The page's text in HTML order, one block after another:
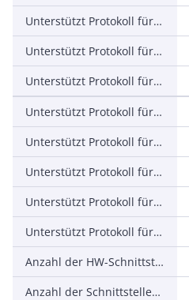
Unterstützt Protokoll für Foundation Fieldbus
Unterstützt Protokoll für EtherNet/IP
Unterstützt Protokoll für AS-Interface Safety at Work
Unterstützt Protokoll für DeviceNet Safety
Unterstützt Protokoll für INTERBUS-Safety
Unterstützt Protokoll für PROFIsafe
Unterstützt Protokoll für SafetyBUS p
Unterstützt Protokoll für sonstige Bussysteme
Anzahl der HW-Schnittstellen Industrial Ethernet
Anzahl der Schnittstellen PROFINET